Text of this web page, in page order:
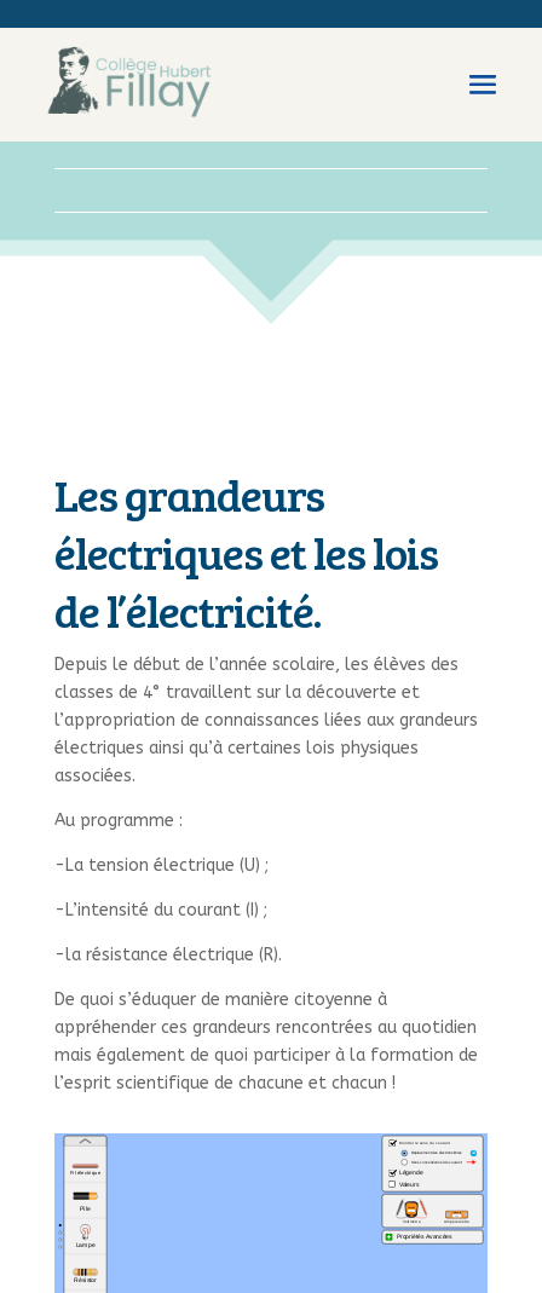
Les grandeurs
électriques et les lois
de l’électricité.
Depuis le début de l’année scolaire, les élèves des
classes de 4° travaillent sur la découverte et
l’appropriation de connaissances liées aux grandeurs
électriques ainsi qu’à certaines lois physiques
associées.
Au programme :
-La tension électrique (U) ;
-L’intensité du courant (I) ;
-la résistance électrique (R).
De quoi s’éduquer de manière citoyenne à
appréhender ces grandeurs rencontrées au quotidien
mais également de quoi participer à la formation de
l’esprit scientifique de chacune et chacun !